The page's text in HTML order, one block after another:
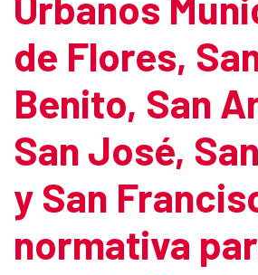
de Flores,
Benito, San
San José,
y San
normativa